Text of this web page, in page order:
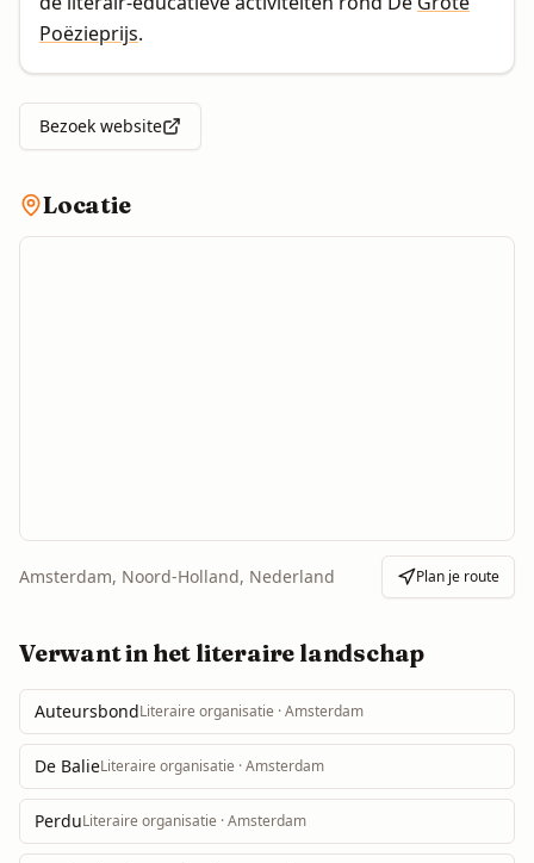
Poëzieprijs.
Bezoek website
Locatie
Amsterdam, Noord-Holland, Nederland Plan je route
Verwant in het literaire landschap
AuteursbondLiteraire organisatie · Amsterdam
De BalieLiteraire organisatie · Amsterdam
PerduLiteraire organisatie · Amsterdam